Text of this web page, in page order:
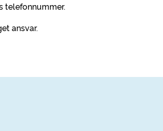
telefonnummer.
ansvar.